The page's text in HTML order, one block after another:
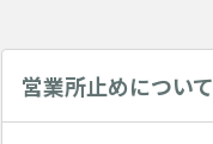
営業所止めについて